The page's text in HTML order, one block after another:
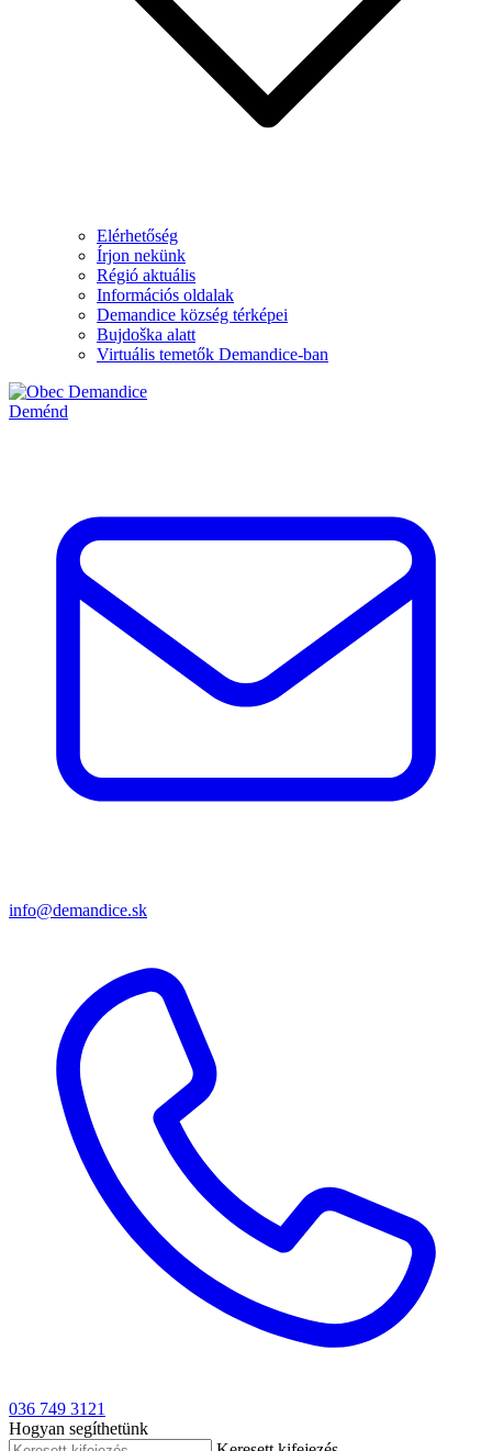
Elérhetőség
Írjon nekünk
Régió aktuális
Információs oldalak
Demandice község térképei
Bujdoška alatt
Virtuális temetők Demandice-ban
Deménd
info@demandice.sk
036 749 3121
Hogyan segíthetünk